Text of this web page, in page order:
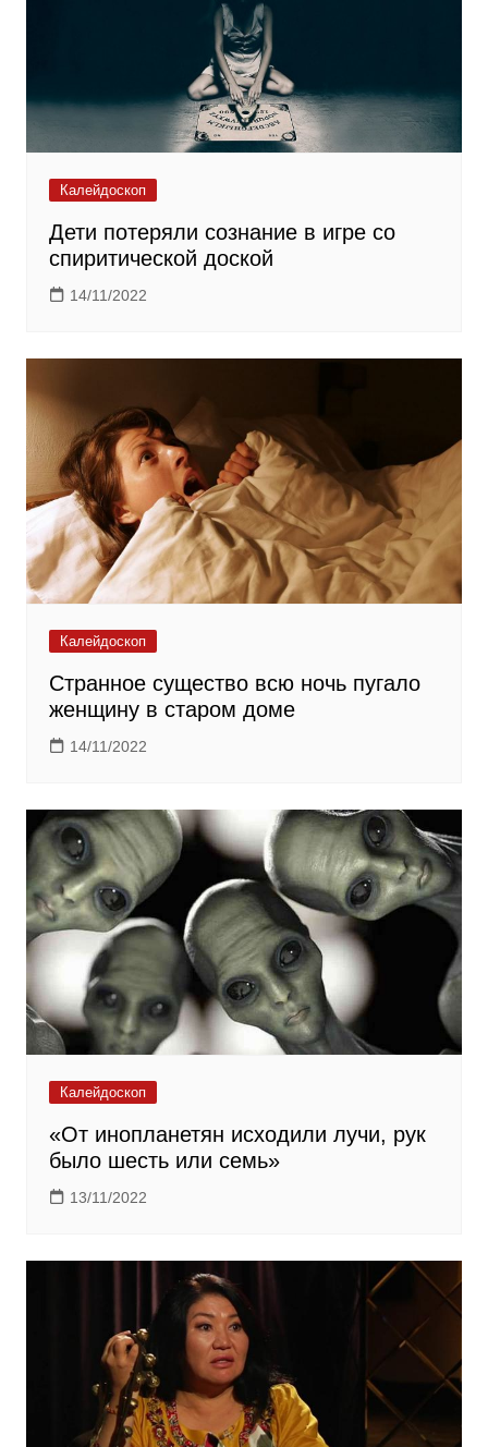
Калейдоскоп
Дети потеряли сознание в игре со
спиритической доской
14/11/2022
Калейдоскоп
Странное существо всю ночь пугало
женщину в старом доме
14/11/2022
Калейдоскоп
«От инопланетян исходили лучи, рук
было шесть или семь»
13/11/2022